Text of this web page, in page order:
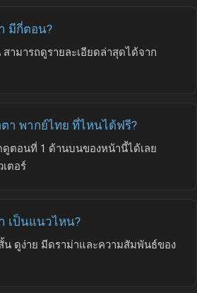
มีกี่ตอน?
ามารถดูรายละเอียดล่าสุดได้จาก
า พากย์ไทย ที่ไหนได้ฟรี?
ตอนที่ 1 ด้านบนของหน้านี้ได้เลย
ตอร์
เป็นแนวไหน?
น ดูง่าย มีดราม่าและความสัมพันธ์ของ